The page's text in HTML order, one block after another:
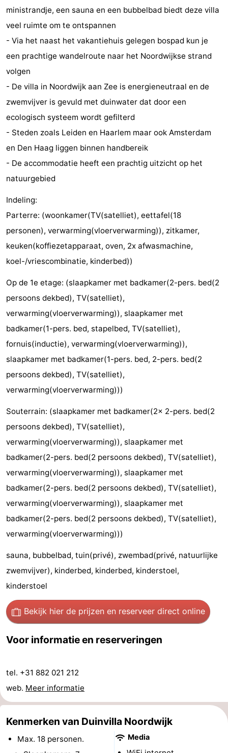
Experiences
Wellness
centra
Dorpen
&
Steden
Natuur
Sporten
-
Zwembaden
Fietsen
-
Wandelen
Paardrijden
-
Golfbanen
-
Surfen
Eten
en
drinken
Evenementen
Praktisch
Forum
Route
-
Parkeren
Reisboekenwinkel
Medische
Noord-
Natuur
-
Zee
Alkmaar
-
Egmond
-
aan
Zee
Natuur
Zuid-
Kennermerland
-
Amsterdam
-
Haarlem
-
ministrandje, een sauna en een bubbelbad biedt deze villa
veel ruimte om te ontspannen
- Via het naast het vakantiehuis gelegen bospad kun je
een prachtige wandelroute naar het Noordwijkse strand
volgen
- De villa in Noordwijk aan Zee is energieneutraal en de
zwemvijver is gevuld met duinwater dat door een
ecologisch systeem wordt gefilterd
- Steden zoals Leiden en Haarlem maar ook Amsterdam
en Den Haag liggen binnen handbereik
- De accommodatie heeft een prachtig uitzicht op het
natuurgebied
Indeling:
Parterre: (woonkamer(TV(satelliet), eettafel(18
personen), verwarming(vloerverwarming)), zitkamer,
keuken(koffiezetapparaat, oven, 2x afwasmachine,
koel-/vriescombinatie, kinderbed))
Op de 1e etage: (slaapkamer met badkamer(2-pers. bed(2
persoons dekbed), TV(satelliet),
verwarming(vloerverwarming)), slaapkamer met
badkamer(1-pers. bed, stapelbed, TV(satelliet),
fornuis(inductie), verwarming(vloerverwarming)),
slaapkamer met badkamer(1-pers. bed, 2-pers. bed(2
persoons dekbed), TV(satelliet),
verwarming(vloerverwarming)))
Souterrain: (slaapkamer met badkamer(2x 2-pers. bed(2
persoons dekbed), TV(satelliet),
verwarming(vloerverwarming)), slaapkamer met
badkamer(2-pers. bed(2 persoons dekbed), TV(satelliet),
verwarming(vloerverwarming)), slaapkamer met
badkamer(2-pers. bed(2 persoons dekbed), TV(satelliet),
verwarming(vloerverwarming)), slaapkamer met
badkamer(2-pers. bed(2 persoons dekbed), TV(satelliet),
verwarming(vloerverwarming)))
sauna, bubbelbad, tuin(privé), zwembad(privé, natuurlijke
zwemvijver), kinderbed, kinderbed, kinderstoel,
kinderstoel
Bekijk hier de prijzen en reserveer direct online
Voor informatie en reserveringen
tel. +31 882 021 212
web. Meer informatie
Kenmerken van Duinvilla Noordwijk
Max. 18 personen.
Media